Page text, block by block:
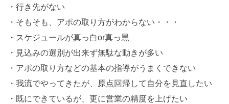
・行き先がない
・そもそも、アポの取り方がわからない・・・
・スケジュールが真っ白or真っ黒
・見込みの選別が出来ず無駄な動きが多い
・アポの取り方などの基本の指導がうまくできない
・我流でやってきたが、原点回帰して自分を見直したい
・既にできているが、更に営業の精度を上げたい